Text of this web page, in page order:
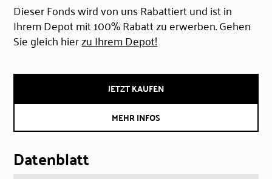
Dieser Fonds wird von uns Rabattiert und ist in
Ihrem Depot mit 100% Rabatt zu erwerben. Gehen
Sie gleich hierzu Ihrem Depot!
JETZT KAUFEN
MEHR INFOS
Datenblatt